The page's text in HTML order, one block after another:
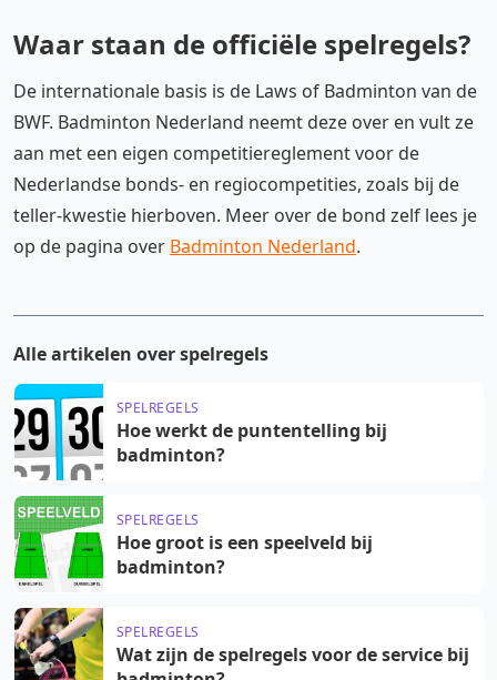
Waar staan de officiële spelregels?
De internationale basis is de Laws of Badminton van de
BWF. Badminton Nederland neemt deze over en vult ze
aan met een eigen competitiereglement voor de
Nederlandse bonds- en regiocompetities, zoals bij de
teller-kwestie hierboven. Meer over de bond zelf lees je
op de pagina over Badminton Nederland.
Alle artikelen over spelregels
SPELREGELS
Hoe werkt de puntentelling bij
badminton?
SPELREGELS
Hoe groot is een speelveld bij
badminton?
SPELREGELS
Wat zijn de spelregels voor de service bij